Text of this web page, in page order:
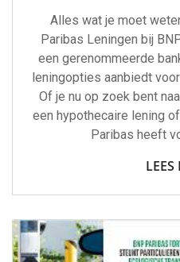
Alles wat je moet
Paribas Leningen bij
een gerenommeerde
leningopties aanbiedt
Of je nu op zoek bent
een hypothecaire lening
Paribas heeft
LEES